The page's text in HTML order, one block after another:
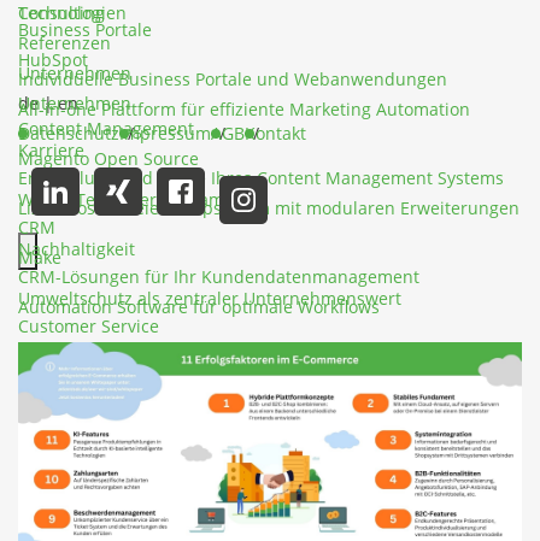
Business Portale
Individuelle Business Portale und Webanwendungen
Content Management
Entwicklung und Pflege Ihres Content Management Systems
CRM
CRM-Lösungen für Ihr Kundendatenmanagement
Customer Service
Kundenservice-Lösungen für optimale Customer Experience
Data Management
Ganzheitliche Betreuung Ihrer Datenprojekte
E-Commerce
Technologien
HubSpot
All-in-one Plattform für effiziente Marketing Automation
Magento Open Source
Lizenzkostenfreies Shopsystem mit modularen Erweiterungen
Make
Automation Software für optimale Workflows
SalesViewer
Lösung zur Identifizierung von Geschäftskunden
Shopware
Flexibles Shopsystem entwickelt für den europäischen Raum
Consulting
Referenzen
Unternehmen
Unternehmen
Karriere
Werde Teil unseres Teams
Nachhaltigkeit
Umweltschutz als zentraler Unternehmenswert
Partner
Unsere Partner- und Mitgliedschaften
SportFinder
Events, Reisen & Trainings
de|en
DatenschutzImpressumAGBKontakt
Hauptmenü schließen